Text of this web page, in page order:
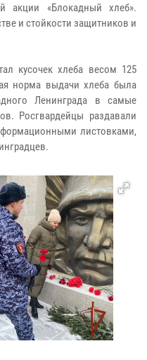
акции «Блокадный хлеб».
и стойкости защитников и
кусочек хлеба весом 125
норма выдачи хлеба была
Ленинграда в самые
Росгвардейцы раздавали
листовками,